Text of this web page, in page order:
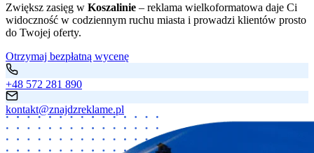
Zwiększ zasięg w Koszalinie – reklama wielkoformatowa daje Ci
widoczność w codziennym ruchu miasta i prowadzi klientów prosto
do Twojej oferty.
Otrzymaj bezpłatną wycenę
+48 572 281 890
kontakt@znajdzreklame.pl